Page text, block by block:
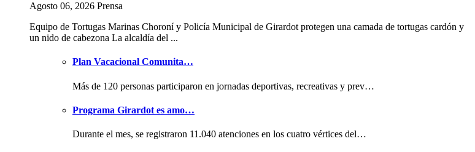
Agosto 06, 2026 Prensa
Equipo de Tortugas Marinas Choroní y Policía Municipal de Girardot protegen una camada de tortugas cardón y
un nido de cabezona La alcaldía del ...
Plan Vacacional Comunita…
Más de 120 personas participaron en jornadas deportivas, recreativas y prev…
Programa Girardot es amo…
Durante el mes, se registraron 11.040 atenciones en los cuatro vértices del…